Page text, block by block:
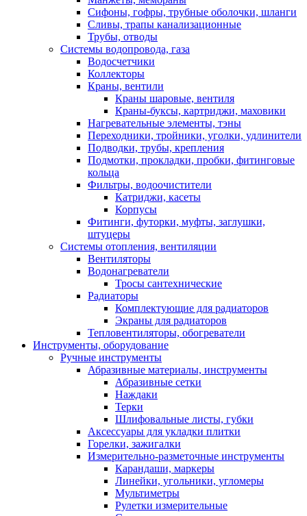
Сифоны, гофры, трубные оболочки, шланги
Сливы, трапы канализационные
Трубы, отводы
Системы водопровода, газа
Водосчетчики
Коллекторы
Краны, вентили
Краны шаровые, вентиля
Краны-буксы, картриджи, маховики
Нагревательные элементы, тэны
Переходники, тройники, уголки, удлинители
Подводки, трубы, крепления
Подмотки, прокладки, пробки, фитинговые
кольца
Фильтры, водоочистители
Катриджи, касеты
Корпусы
Фитинги, футорки, муфты, заглушки,
штуцеры
Системы отопления, вентиляции
Вентиляторы
Водонагреватели
Тросы сантехнические
Радиаторы
Комплектующие для радиаторов
Экраны для радиаторов
Тепловентиляторы, обогреватели
Инструменты, оборудование
Ручные инструменты
Абразивные материалы, инструменты
Абразивные сетки
Наждаки
Терки
Шлифовальные листы, губки
Аксессуары для укладки плитки
Горелки, зажигалки
Измерительно-разметочные инструменты
Карандаши, маркеры
Линейки, угольники, угломеры
Мультиметры
Рулетки измерительные